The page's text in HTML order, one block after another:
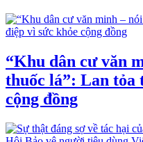
“Khu dân cư văn
thuốc lá”: Lan tỏa
cộng đồng